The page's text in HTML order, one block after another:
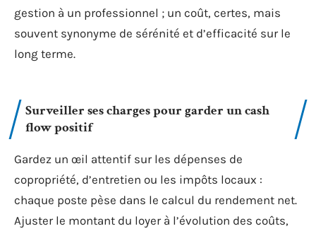
gestion à un professionnel ; un coût, certes, mais
souvent synonyme de sérénité et d’efficacité sur le
long terme.
Surveiller ses charges pour garder un cash
flow positif
Gardez un œil attentif sur les dépenses de
copropriété, d’entretien ou les impôts locaux :
chaque poste pèse dans le calcul du rendement net.
Ajuster le montant du loyer à l’évolution des coûts,